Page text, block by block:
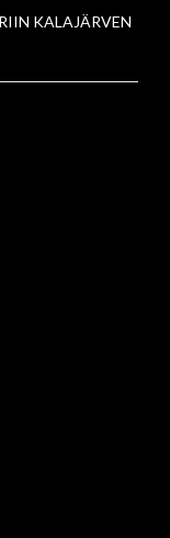
KALAJÄRVEN